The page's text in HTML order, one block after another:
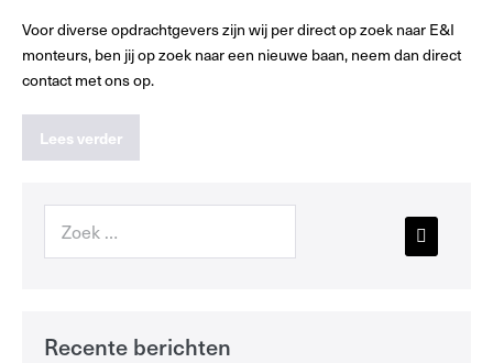
Voor diverse opdrachtgevers zijn wij per direct op zoek naar E&I
monteurs, ben jij op zoek naar een nieuwe baan, neem dan direct
contact met ons op.
Lees verder
Recente berichten